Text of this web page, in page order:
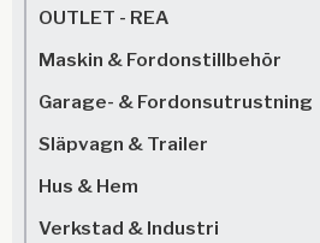
OUTLET - REA
Maskin & Fordonstillbehör
Garage- & Fordonsutrustning
Släpvagn & Trailer
Hus & Hem
Verkstad & Industri